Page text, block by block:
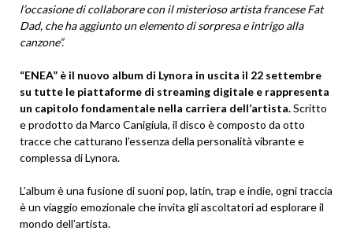
l’occasione di collaborare con il misterioso artista francese Fat
Dad, che ha aggiunto un elemento di sorpresa e intrigo alla
canzone”.
“ENEA” è il nuovo album di Lynora in uscita il 22 settembre
su tutte le piattaforme di streaming digitale e rappresenta
un capitolo fondamentale nella carriera dell’artista.Scritto
e prodotto da Marco Canigiula, il disco è composto da otto
tracce che catturano l’essenza della personalità vibrante e
complessa di Lynora.
L’album è una fusione di suoni pop, latin, trap e indie, ogni traccia
è un viaggio emozionale che invita gli ascoltatori ad esplorare il
mondo dell’artista.